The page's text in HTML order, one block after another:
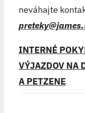
neváhajte
INTERNÉ
VÝJAZDOV NA
A PETZENE